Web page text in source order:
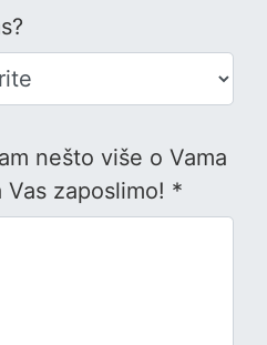
nešto više o Vama
zaposlimo! *